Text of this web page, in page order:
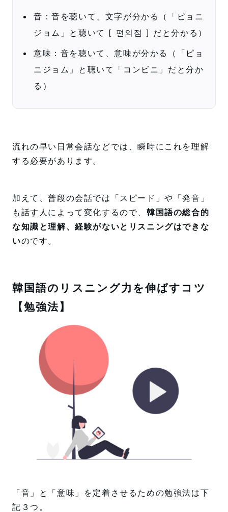
音：音を聴いて、文字が分かる（「ピョニ
ジョム」と聴いて [ 편의점 ] だと分かる）
意味：音を聴いて、意味が分かる（「ピョ
ニジョム」と聴いて「コンビニ」だと分か
る）
流れの早い日常会話などでは、瞬時にこれを理解
する必要があります。
加えて、普段の会話では「スピード」や「発音」
も話す人によって変化するので、 韓国語の総合的
な知識と理解、経験がないとリスニングはできな
いのです。
韓国語のリスニング力を伸ばすコツ
【勉強法】
「音」と「意味」を定着させるための勉強法は下
記３つ。